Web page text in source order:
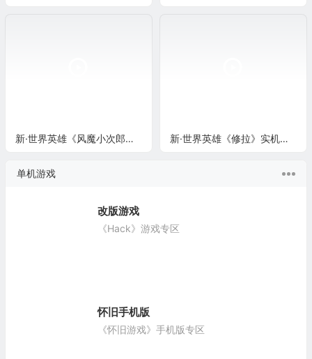
新·世界英雄《风魔小次郎》实机演示 新·世界英雄《修拉》实机演示
单机游戏
改版游戏
《Hack》游戏专区
怀旧手机版
《怀旧游戏》手机版专区